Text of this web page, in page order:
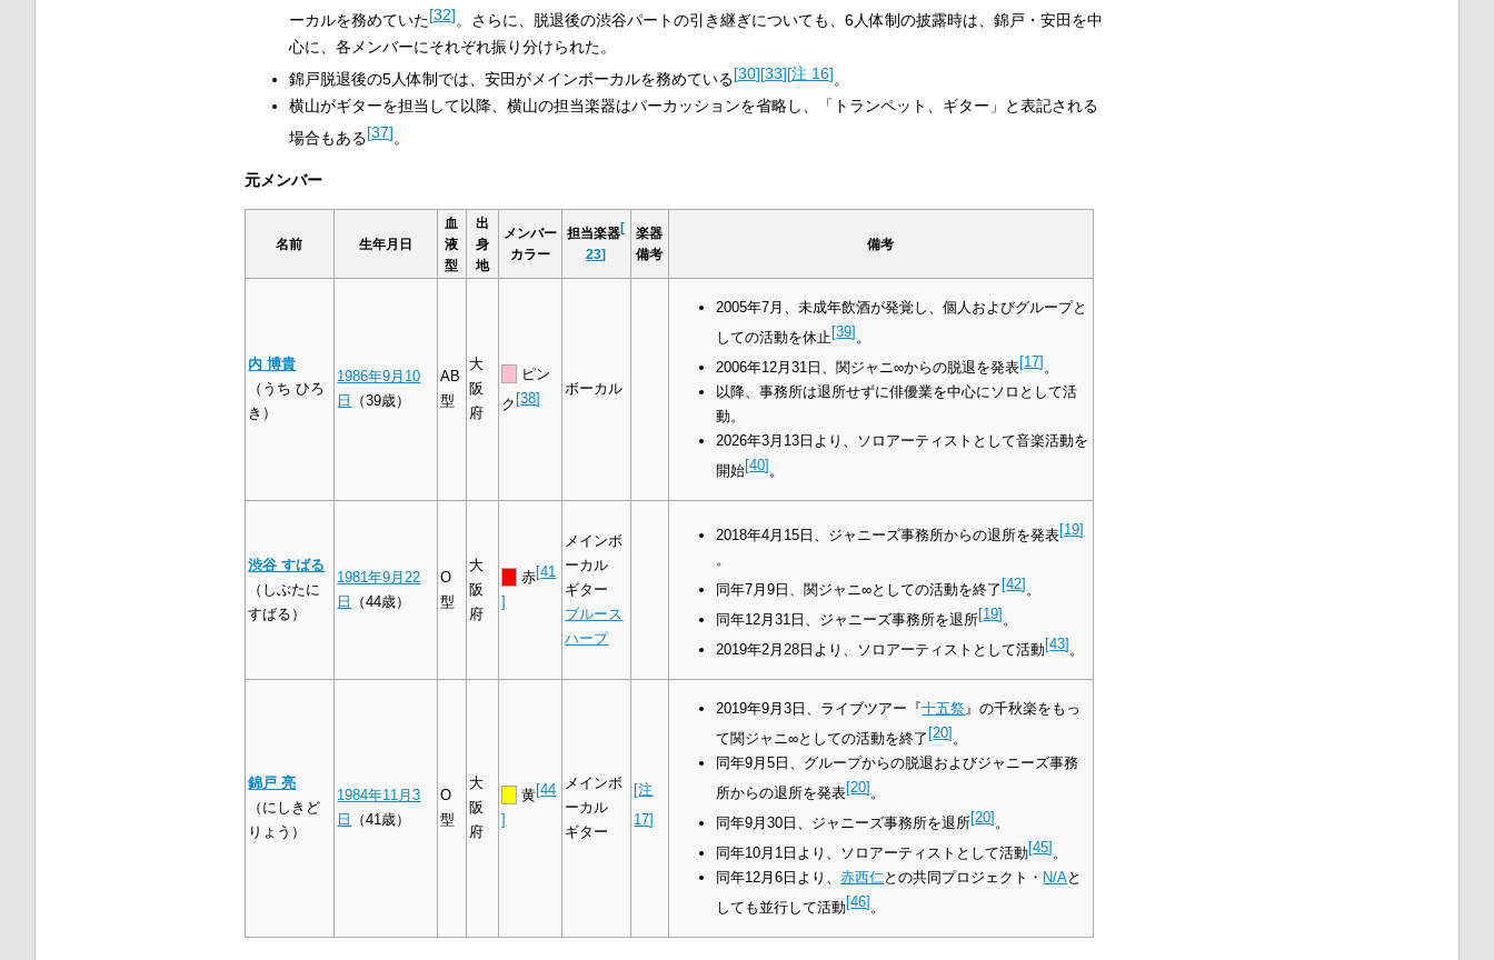
ーカルを務めていた[32]。さらに、脱退後の渋谷パートの引き継ぎについても、6人体制の披露時は、錦戸・安田を中
心に、各メンバーにそれぞれ振り分けられた。
錦戸脱退後の5人体制では、安田がメインボーカルを務めている[30][33][注 16]。
横山がギターを担当して以降、横山の担当楽器はパーカッションを省略し、「トランペット、ギター」と表記される
場合もある[37]。
元メンバー
名前 生年月日
血
液
型
出
身
地
メンバー
カラー
担当楽器[
23]
楽器
備考
備考
内 博貴
（うち ひろ
き）
1986年9月10
日
（39歳）
AB
型
大
阪
府
ピン
ク [38]
ボーカル
2005年7月、未成年飲酒が発覚し、個人およびグループと
しての活動を休止 [39]。
2006年12月31日、関ジャニ∞からの脱退を発表[17]。
以降、事務所は退所せずに俳優業を中心にソロとして活
動。
2026年3月13日より、ソロアーティストとして音楽活動を
開始[40]。
渋谷 すばる
（しぶたに
すばる）
1981年9月22
日
（44歳）
O
型
大
阪
府
赤[41
]
メインボ
ーカル
ギター
ブルース
ハープ
2018年4月15日、ジャニーズ事務所からの退所を発表[19]
。
同年7月9日、関ジャニ∞としての活動を終了 [42]。
同年12月31日、ジャニーズ事務所を退所[19]。
2019年2月28日より、ソロアーティストとして活動[43]。
錦戸 亮
（にしきど
りょう）
1984年11月3
日
（41歳）
O
型
大
阪
府
黄[44
]
メインボ
ーカル
ギター
[注
17]
2019年9月3日、ライブツアー『十五祭』の千秋楽をもっ
て関ジャニ∞としての活動を終了 [20]。
同年9月5日、グループからの脱退およびジャニーズ事務
所からの退所を発表[20]。
同年9月30日、ジャニーズ事務所を退所[20]。
同年10月1日より、ソロアーティストとして活動[45]。
同年12月6日より、赤西仁との共同プロジェクト・ N/Aと
しても並行して活動[46]。